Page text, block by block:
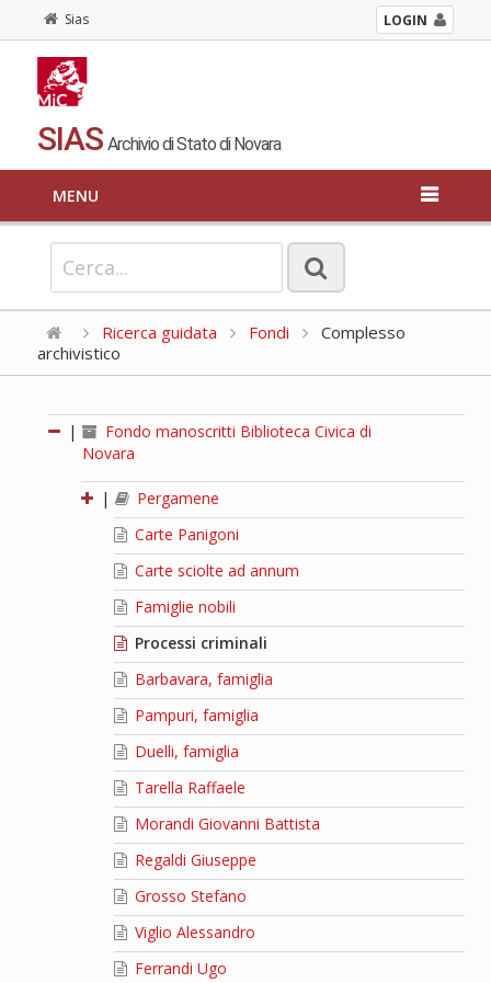
Sias LOGIN
SIAS Archivio di Stato di Novara
MENU
Ricerca guidata Fondi
Complesso
archivistico
|
Fondo manoscritti Biblioteca Civica di
Novara
|
Pergamene
Carte Panigoni
Carte sciolte ad annum
Famiglie nobili
Processi criminali
Barbavara, famiglia
Pampuri, famiglia
Duelli, famiglia
Tarella Raffaele
Morandi Giovanni Battista
Regaldi Giuseppe
Grosso Stefano
Viglio Alessandro
Ferrandi Ugo